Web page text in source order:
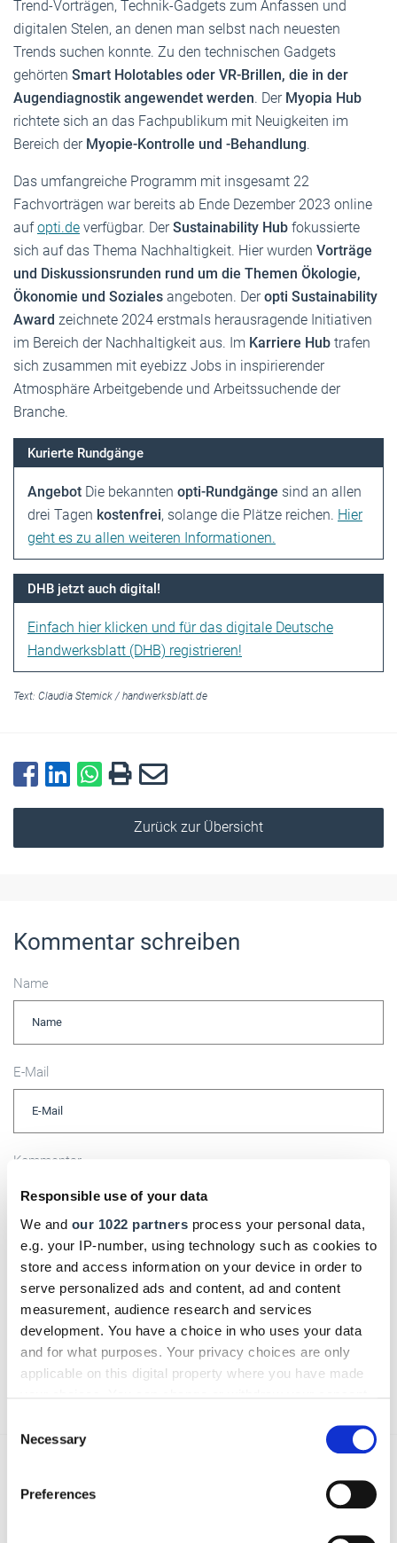
Responsible use of your data
We and our 1022 partners process your personal data,
e.g. your IP-number, using technology such as cookies to
store and access information on your device in order to
serve personalized ads and content, ad and content
measurement, audience research and services
development. You have a choice in who uses your data
and for what purposes. Your privacy choices are only
applicable on this digital property where you have made
the Privacy trigger icon.
Collect information about your geographical location
Selection
Necessary
Preferences
Trend-Vorträgen, Technik-Gadgets zum Anfassen und
digitalen Stelen, an denen man selbst nach neuesten
Trends suchen konnte. Zu den technischen Gadgets
gehörten Smart Holotables oder VR-Brillen, die in der
Augendiagnostik angewendet werden. Der Myopia Hub
richtete sich an das Fachpublikum mit Neuigkeiten im
Bereich der Myopie-Kontrolle und -Behandlung.
Das umfangreiche Programm mit insgesamt 22
Fachvorträgen war bereits ab Ende Dezember 2023 online
aufopti.de verfügbar. DerSustainability Hub fokussierte
sich auf das Thema Nachhaltigkeit. Hier wurden Vorträge
und Diskussionsrunden rund um die Themen Ökologie,
Ökonomie und Soziales angeboten. Deropti Sustainability
Award zeichnete 2024 erstmals herausragende Initiativen
im Bereich der Nachhaltigkeit aus. Im Karriere Hub trafen
sich zusammen mit eyebizz Jobs in inspirierender
Atmosphäre Arbeitgebende und Arbeitssuchende der
Branche.
Kurierte Rundgänge
Angebot Die bekannten opti-Rundgänge sind an allen
drei Tagen kostenfrei, solange die Plätze reichen. Hier
geht es zu allen weiteren Informationen.
DHB jetzt auch digital!
Einfach hier klicken und für das digitale Deutsche
Handwerksblatt (DHB) registrieren!
Text: Claudia Stemick / handwerksblatt.de
Zurück zur Übersicht
Kommentar schreiben
Name
E-Mail
Kommentar
Bitte geben Sie "Kommentar" rückwärts ein.
Absenden